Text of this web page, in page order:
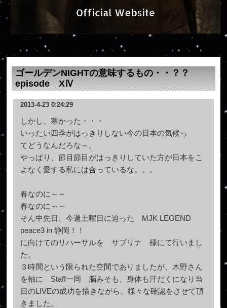
ゴールデンNIGHTの意味するもの・・？？
episode XⅣ
2013-4-23 0:24:29
しかし、寒かった・・・
いったい四季がはっきりしない今の日本の気候っ
てどうなんだろな～。
やっぱり、節目節目がはっきりしていた方が日本をこ
よなく愛する私には合っているな。。。
春なのに～～
春なのに～～
そん中先日、今週土曜日に迫った MJK LEGEND
peace3 in 静岡！！
に向けてのリハーサルを サブリナ 様にて行いまし
た。
３時間という限られた空間でありましたが、木野さん
を軸に Staff一同 脳みそも、身体も汗だくになり当
日のLIVEの成功を描きながら、様々な確認をさせて頂
きました。